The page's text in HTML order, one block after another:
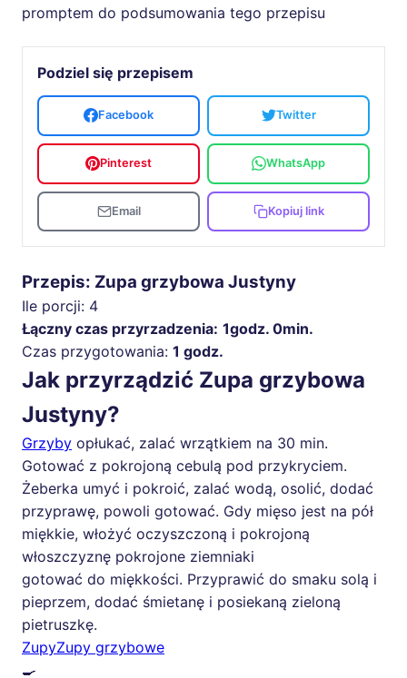
promptem do podsumowania tego przepisu
Podziel się przepisem
Facebook Twitter
Pinterest WhatsApp
Email Kopiuj link
Przepis: Zupa grzybowa Justyny
Ile porcji: 4
Łączny czas przyrzadzenia: 1godz. 0min.
Czas przygotowania: 1 godz.
Jak przyrządzić Zupa grzybowa
Justyny?
Grzyby opłukać, zalać wrzątkiem na 30 min.
Gotować z pokrojoną cebulą pod przykryciem.
Żeberka umyć i pokroić, zalać wodą, osolić, dodać
przyprawę, powoli gotować. Gdy mięso jest na pół
miękkie, włożyć oczyszczoną i pokrojoną
włoszczyznę pokrojone ziemniaki
gotować do miękkości. Przyprawić do smaku solą i
pieprzem, dodać śmietanę i posiekaną zieloną
pietruszkę.
ZupyZupy grzybowe
🍳